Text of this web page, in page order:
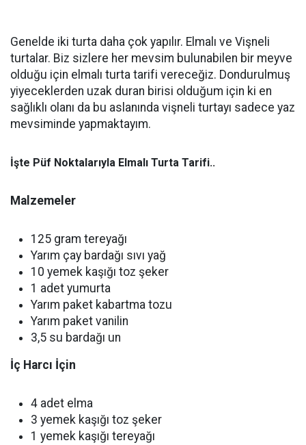
Genelde iki turta daha çok yapılır. Elmalı ve Vişneli
turtalar. Biz sizlere her mevsim bulunabilen bir meyve
olduğu için elmalı turta tarifi vereceğiz. Dondurulmuş
yiyeceklerden uzak duran birisi olduğum için ki en
sağlıklı olanı da bu aslanında vişneli turtayı sadece yaz
mevsiminde yapmaktayım.
İşte Püf Noktalarıyla Elmalı Turta Tarifi..
Malzemeler
125 gram tereyağı
Yarım çay bardağı sıvı yağ
10 yemek kaşığı toz şeker
1 adet yumurta
Yarım paket kabartma tozu
Yarım paket vanilin
3,5 su bardağı un
İç Harcı İçin
4 adet elma
3 yemek kaşığı toz şeker
1 yemek kaşığı tereyağı